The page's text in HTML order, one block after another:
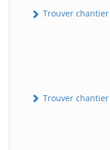
Trouver
Trouver